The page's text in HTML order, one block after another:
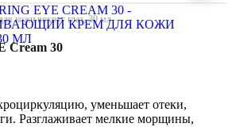
кожи вокруг глаз, 30 мл
Cream 30
уменьшает отеки,
Разглаживает мелкие морщины,